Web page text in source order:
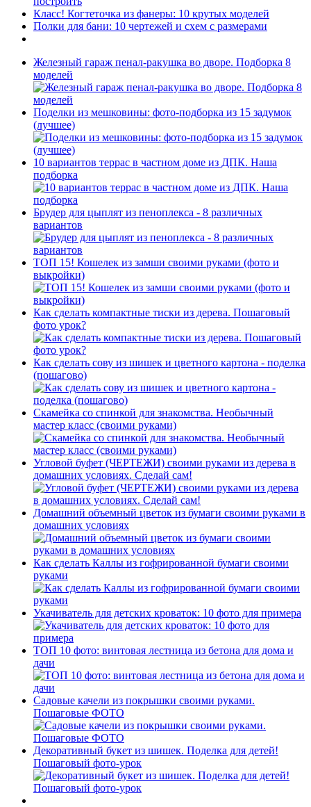
Класс! Когтеточка из фанеры: 10 крутых моделей
Полки для бани: 10 чертежей и схем с размерами
Железный гараж пенал-ракушка во дворе. Подборка 8
моделей
Поделки из мешковины: фото-подборка из 15 задумок
(лучшее)
10 вариантов террас в частном доме из ДПК. Наша
подборка
Брудер для цыплят из пеноплекса - 8 различных
вариантов
ТОП 15! Кошелек из замши своими руками (фото и
выкройки)
Как сделать компактные тиски из дерева. Пошаговый
фото урок?
Как сделать сову из шишек и цветного картона - поделка
(пошагово)
Скамейка со спинкой для знакомства. Необычный
мастер класс (своими руками)
Угловой буфет (ЧЕРТЕЖИ) своими руками из дерева в
домашних условиях. Сделай сам!
Домашний объемный цветок из бумаги своими руками в
домашних условиях
Как сделать Каллы из гофрированной бумаги своими
руками
Укачиватель для детских кроваток: 10 фото для примера
ТОП 10 фото: винтовая лестница из бетона для дома и
дачи
Садовые качели из покрышки своими руками.
Пошаговые ФОТО
Декоративный букет из шишек. Поделка для детей!
Пошаговый фото-урок